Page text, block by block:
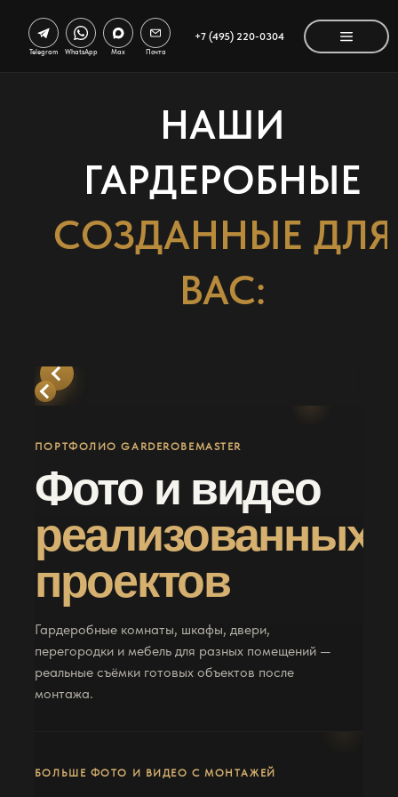
+7 (495) 220-0304
Telegram WhatsApp Max Почта
НАШИ
ГАРДЕРОБНЫЕ
СОЗДАННЫЕ ДЛЯ
ВАС:
ФОТО ПОРТФОЛИО РЕАЛИЗОВАННЫХ
Рассчитать такую же гардеробную→
ПОРТФОЛИО GARDEROBEMASTER
Фото и видео
реализованных
проектов
Гардеробные комнаты, шкафы, двери,
перегородки и мебель для разных помещений —
реальные съёмки готовых объектов после
монтажа.
БОЛЬШЕ ФОТО И ВИДЕО С МОНТАЖЕЙ